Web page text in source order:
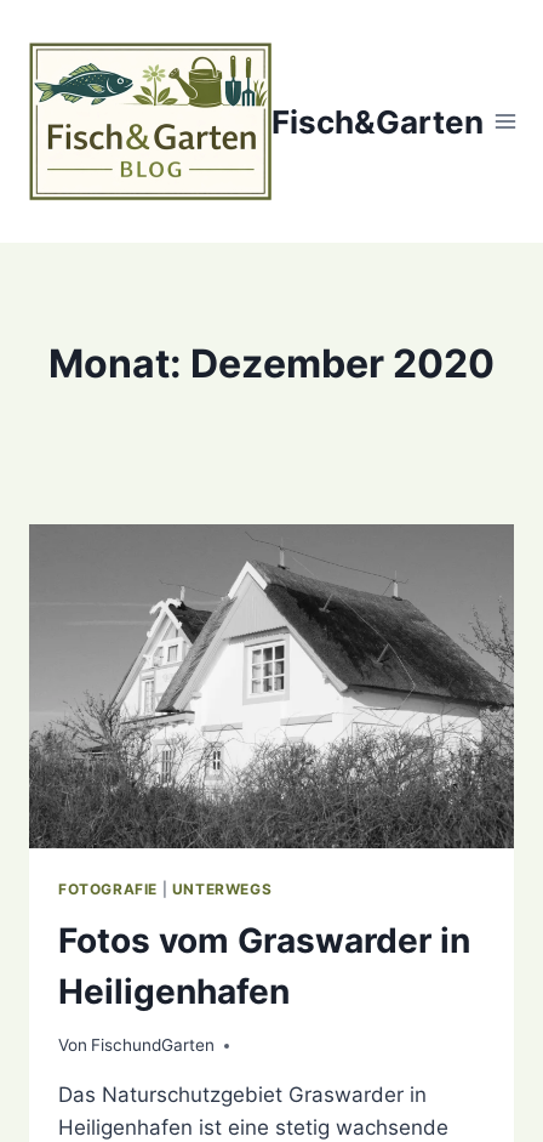
Inhalt
springen
Fisch&Garten
Monat: Dezember 2020
FOTOGRAFIE UNTERWEGS
Fotos vom Graswarder in
Heiligenhafen
Von FischundGarten
22. Dezember 2020
Das Naturschutzgebiet Graswarder in
Heiligenhafen ist eine stetig wachsende